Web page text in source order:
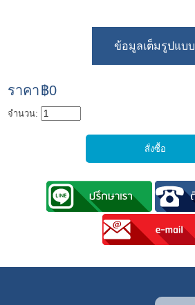
ข้อมูลเต็มรูปแบบ
ราคา฿0
จำนวน: